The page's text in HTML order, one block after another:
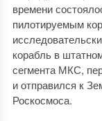
времени
пилотируемым
корабль в
сегмента МКС,
и отправился к
Роскосмоса.